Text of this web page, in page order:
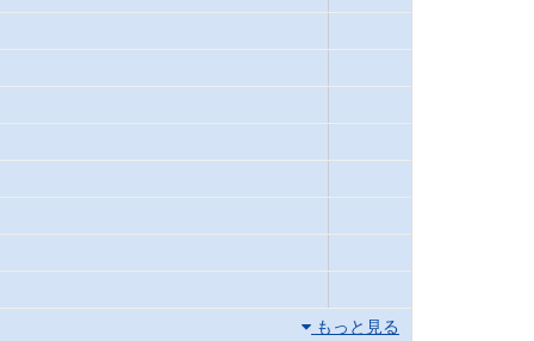
もっと見る